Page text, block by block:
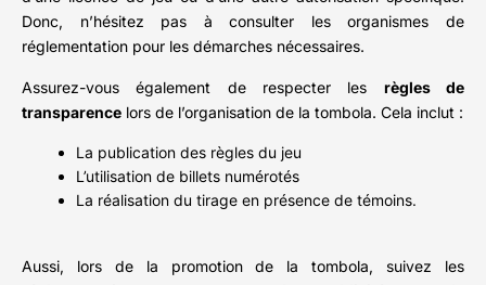
Donc, n’hésitez pas à consulter les organismes de
réglementation pour les démarches nécessaires.
Assurez-vous également de respecter les règles de
transparence lors de l’organisation de la tombola. Cela inclut :
La publication des règles du jeu
L’utilisation de billets numérotés
La réalisation du tirage en présence de témoins.
Aussi, lors de la promotion de la tombola, suivez les